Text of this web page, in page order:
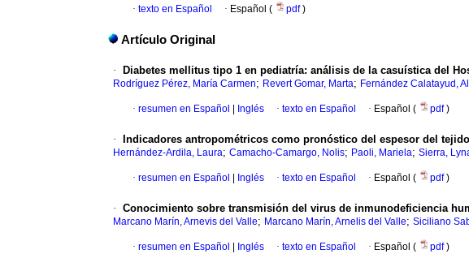
· texto en Español · Español ( pdf)
Artículo Original
· Diabetes mellitus tipo 1 en pediatría: análisis de la casuística del
Rodríguez Pérez, María Carmen; Revert Gomar, Marta; Fernández Calatayud,
· resumen en Español Inglés · texto en Español · Español ( pdf)
· Indicadores antropométricos como pronóstico del espesor del
Hernández-Ardila, Laura; Camacho-Camargo, Nolis; Paoli, Mariela; Sierra,
· resumen en Español Inglés · texto en Español · Español ( pdf)
· Conocimiento sobre transmisión del virus de inmunodeficiencia
Marcano Marín, Arnevis del Valle; Marcano Marín, Arnelis del Valle; Siciliano
· resumen en Español Inglés · texto en Español · Español ( pdf)